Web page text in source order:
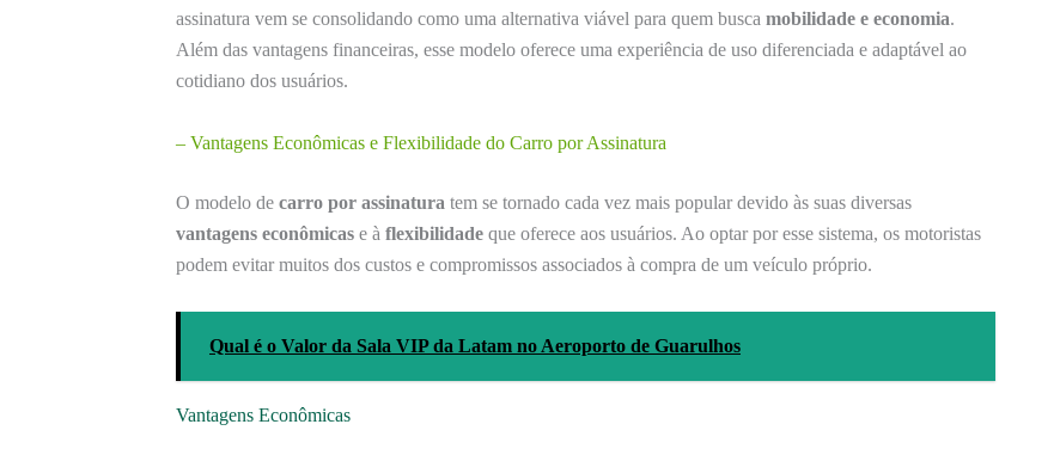
assinatura vem se consolidando como uma alternativa viável para quem busca mobilidade e economia.
Além das vantagens financeiras, esse modelo oferece uma experiência de uso diferenciada e adaptável ao
cotidiano dos usuários.
– Vantagens Econômicas e Flexibilidade do Carro por Assinatura
O modelo de carro por assinatura tem se tornado cada vez mais popular devido às suas diversas
vantagens econômicas e à flexibilidade que oferece aos usuários. Ao optar por esse sistema, os motoristas
podem evitar muitos dos custos e compromissos associados à compra de um veículo próprio.
Qual é o Valor da Sala VIP da Latam no Aeroporto de Guarulhos
Vantagens Econômicas